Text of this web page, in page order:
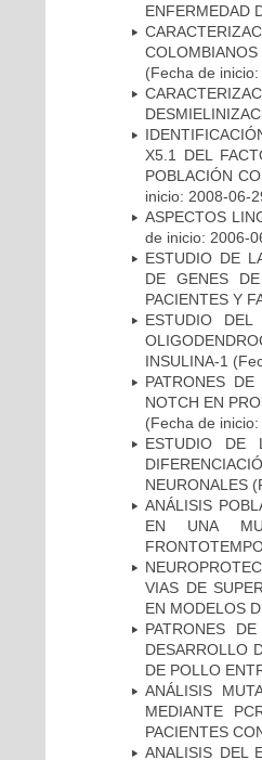
ENFERMEDAD
(Fecha de
X5.1 DEL
POBLACIÓN
inicio: 2008-06-
ASPECTOS
de inicio: 2006-
ESTUDIO DE
DE GENES
PACIENTES Y
ESTUDIO
INSULINA-1
PATRONES
NOTCH EN
(Fecha de
ESTUDIO DE
NEURONALES
ANÁLISIS
EN UNA
VIAS DE
EN MODELOS
PATRONES
DESARROLLO
DE POLLO
ANÁLISIS
MEDIANTE
PACIENTES
ANALISIS DEL